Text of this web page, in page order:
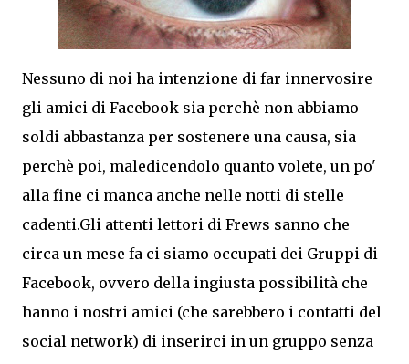
Nessuno di noi ha intenzione di far innervosire
gli amici di Facebook sia perchè non abbiamo
soldi abbastanza per sostenere una causa, sia
perchè poi, maledicendolo quanto volete, un po'
alla fine ci manca anche nelle notti di stelle
cadenti.Gli attenti lettori di Frews sanno che
circa un mese fa ci siamo occupati dei Gruppi di
Facebook, ovvero della ingiusta possibilità che
hanno i nostri amici (che sarebbero i contatti del
social network) di inserirci in un gruppo senza